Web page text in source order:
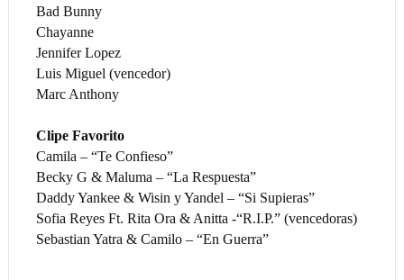
Bad Bunny
Chayanne
Jennifer Lopez
Luis Miguel (vencedor)
Marc Anthony
Clipe Favorito
Camila – “Te Confieso”
Becky G & Maluma – “La Respuesta”
Daddy Yankee & Wisin y Yandel – “Si Supieras”
Sofia Reyes Ft. Rita Ora & Anitta -“R.I.P.” (vencedoras)
Sebastian Yatra & Camilo – “En Guerra”